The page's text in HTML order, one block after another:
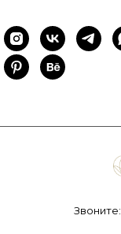
Звоните: